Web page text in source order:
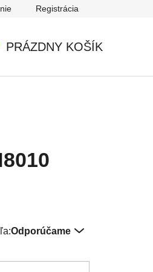
Registrácia
PRÁZDNY KOŠÍK
Odporúčame